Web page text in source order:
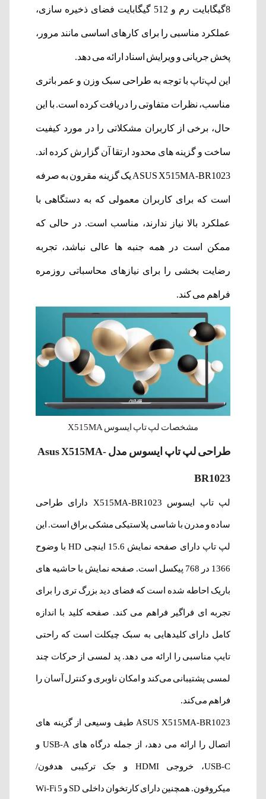
8گیگابایت رم و 512 گیگابایت فضای ذخیره سازی،
عملکرد مناسبی را برای کارهای اساسی مانند مرور،
پخش جریانی و ویرایش اسناد ارائه می دهد.
این لپ‌تاپ با توجه به طراحی سبک وزن و عمر باتری
مناسب، نظرات متفاوتی را دریافت کرده است. با این
حال، برخی از کاربران مشکلاتی را در مورد کیفیت
ساخت و گزینه های محدود ارتقا آن گزارش کرده اند.
ASUS X515MA-BR1023 یک گزینه مقرون به صرفه
است که برای کاربران معمولی که به دستگاهی با
عملکرد بالا نیاز ندارند، مناسب است. در حالی که
ممکن است در همه جنبه ها عالی نباشد، تجربه
رضایت بخشی را برای نیازهای محاسباتی روزمره
فراهم می کند.
مشخصات لپ تاپ ایسوس X515MA
طراحی لپ تاپ ایسوس مدل Asus X515MA-
BR1023
لپ تاپ ایسوس X515MA-BR1023 دارای طراحی
ساده و مدرن با شاسی پلاستیکی مشکی براق است. این
لپ تاپ دارای صفحه نمایش 15.6 اینچی HD با وضوح
1366 در 768 پیکسل است. صفحه نمایش با حاشیه های
باریک احاطه شده است که فضای دید بزرگ تری را برای
تجربه ای فراگیر فراهم می کند. صفحه کلید با اندازه
کامل دارای کلیدهایی به سبک چیکلت است که راحتی
تایپ مناسبی را ارائه می دهد. پد لمسی از حرکات چند
لمسی پشتیبانی می‌کند و امکان ناوبری و کنترل آسان را
فراهم می‌کند.
ASUS X515MA-BR1023 طیف وسیعی از گزینه های
اتصال را ارائه می دهد، از جمله درگاه های USB-A و
USB-C، خروجی HDMI و جک ترکیبی هدفون/
میکروفون. همچنین دارای کارتخوان داخلی SD و Wi-Fi 5